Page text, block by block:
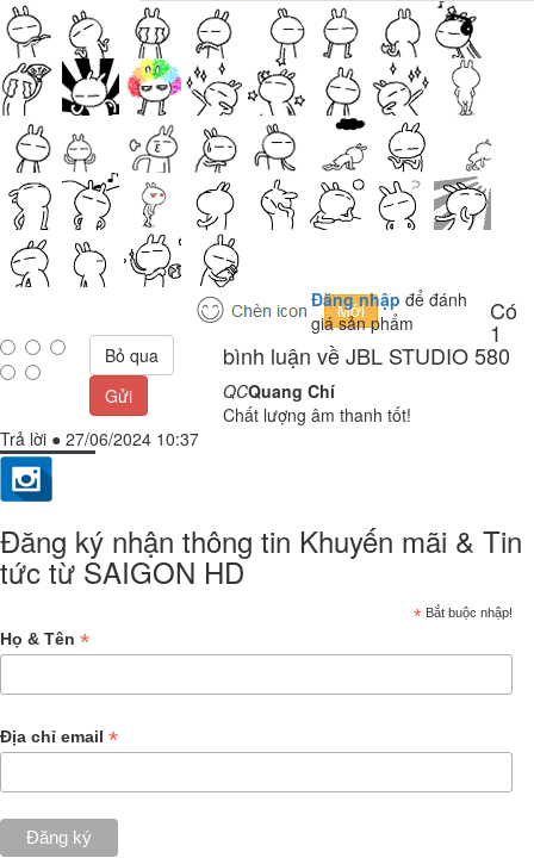
Đăng nhập để đánh
giá sản phẩm
Bỏ qua
Gửi
Có
1
bình luận về JBL STUDIO 580
QCQuang Chí
Chất lượng âm thanh tốt!
Trả lời ● 27/06/2024 10:37
Đăng ký nhận thông tin Khuyến mãi & Tin
tức từ SAIGON HD
* Bắt buộc nhập!
Họ & Tên *
Địa chỉ email *